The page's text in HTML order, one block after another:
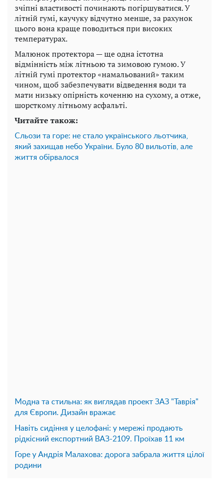
зчіпні властивості починають погіршуватися. У
літній гумі, каучуку відчутно менше, за рахунок
цього вона краще поводиться при високих
температурах.
Малюнок протектора — ще одна істотна
відмінність між літньою та зимовою гумою. У
літній гумі протектор «намальований» таким
чином, щоб забезпечувати відведення води та
мати низьку опірність коченню на сухому, а отже,
шорсткому літньому асфальті.
Читайте також:
Сльози та горе: не стало українського льотчика,
який захищав небо України. Було 80 вильотів, але
життя обірвалося
Модна та стильна: як виглядав проект ЗАЗ "Таврія"
для Європи. Дизайн вражає
Навіть сидіння у целофані: у мережі продають
рідкісний експортний ВАЗ-2109. Проїхав 11 км
Горе у Андрія Малахова: дорога забрала життя цілої
родини